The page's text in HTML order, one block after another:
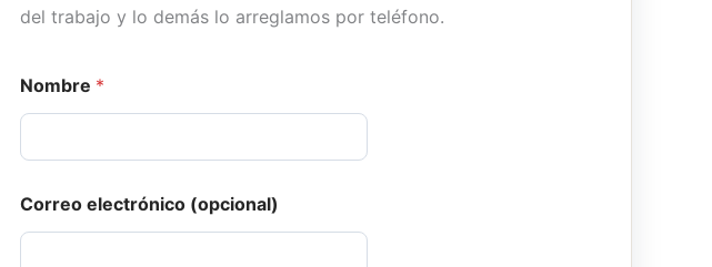
del trabajo y lo demás lo arreglamos por teléfono.
q
u
q
i
e
r
Nombre *
Correo electrónico (opcional)